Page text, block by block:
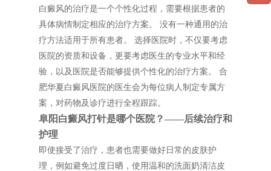
白癜风的治疗是一个个性化过程，需要根据患者的
具体病情制定相应的治疗方案。 没有一种通用的治
疗方法适用于所有患者。 选择医院时，不仅要考虑
医院的资质和设备，更要考虑医生的专业水平和经
验，以及医院是否能够提供个性化的治疗方案。 合
肥华夏白癜风医院的医生会为每位病人制定专属方
案，对药物及诊疗进行全程跟踪。
阜阳白癜风打针是哪个医院？——后续治疗和
护理
即使接受了治疗，患者也需要做好日常的皮肤护
理，例如避免过度日晒，使用温和的洗面奶清洁皮